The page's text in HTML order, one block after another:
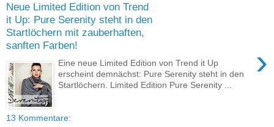
Neue Limited Edition von Trend
it Up: Pure Serenity steht in den
Startlöchern mit zauberhaften,
sanften Farben!
›
Eine neue Limited Edition von Trend it Up
erscheint demnächst: Pure Serenity steht in den
Startlöchern. Limited Edition Pure Serenity ...
13 Kommentare: